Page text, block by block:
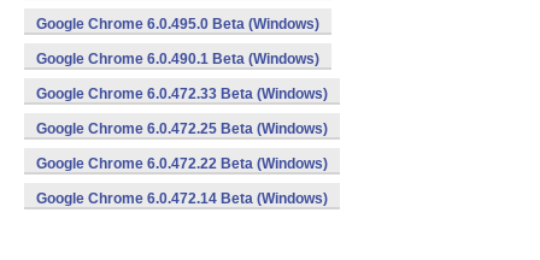
Google Chrome 6.0.495.0 Beta (Windows)
Google Chrome 6.0.490.1 Beta (Windows)
Google Chrome 6.0.472.33 Beta (Windows)
Google Chrome 6.0.472.25 Beta (Windows)
Google Chrome 6.0.472.22 Beta (Windows)
Google Chrome 6.0.472.14 Beta (Windows)